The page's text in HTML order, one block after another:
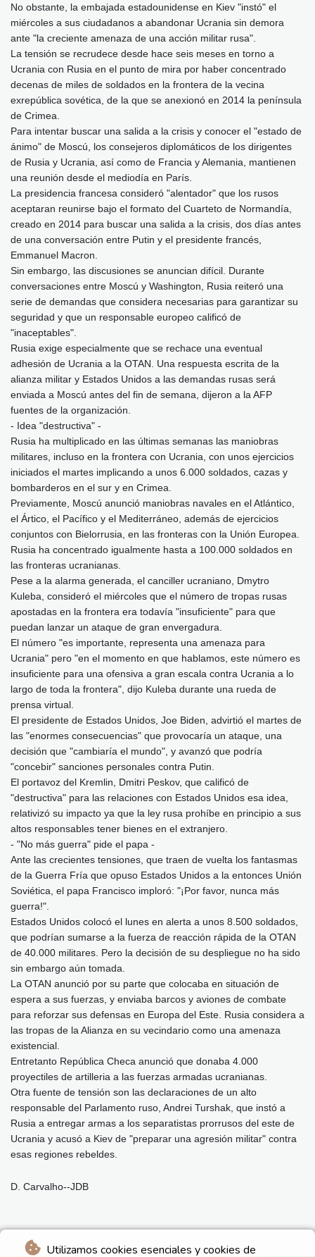
Utilizamos cookies esenciales y cookies de
No obstante, la embajada estadounidense en Kiev "instó" el
miércoles a sus ciudadanos a abandonar Ucrania sin demora
ante "la creciente amenaza de una acción militar rusa".
La tensión se recrudece desde hace seis meses en torno a
Ucrania con Rusia en el punto de mira por haber concentrado
decenas de miles de soldados en la frontera de la vecina
exrepública sovética, de la que se anexionó en 2014 la península
de Crimea.
Para intentar buscar una salida a la crisis y conocer el "estado de
ánimo" de Moscú, los consejeros diplomáticos de los dirigentes
de Rusia y Ucrania, así como de Francia y Alemania, mantienen
una reunión desde el mediodía en París.
La presidencia francesa consideró "alentador" que los rusos
aceptaran reunirse bajo el formato del Cuarteto de Normandía,
creado en 2014 para buscar una salida a la crisis, dos días antes
de una conversación entre Putin y el presidente francés,
Emmanuel Macron.
Sin embargo, las discusiones se anuncian difícil. Durante
conversaciones entre Moscú y Washington, Rusia reiteró una
serie de demandas que considera necesarias para garantizar su
seguridad y que un responsable europeo calificó de
"inaceptables".
Rusia exige especialmente que se rechace una eventual
adhesión de Ucrania a la OTAN. Una respuesta escrita de la
alianza militar y Estados Unidos a las demandas rusas será
enviada a Moscú antes del fin de semana, dijeron a la AFP
fuentes de la organización.
- Idea "destructiva" -
Rusia ha multiplicado en las últimas semanas las maniobras
militares, incluso en la frontera con Ucrania, con unos ejercicios
iniciados el martes implicando a unos 6.000 soldados, cazas y
bombarderos en el sur y en Crimea.
Previamente, Moscú anunció maniobras navales en el Atlántico,
el Ártico, el Pacífico y el Mediterráneo, además de ejercicios
conjuntos con Bielorrusia, en las fronteras con la Unión Europea.
Rusia ha concentrado igualmente hasta a 100.000 soldados en
las fronteras ucranianas.
Pese a la alarma generada, el canciller ucraniano, Dmytro
Kuleba, consideró el miércoles que el número de tropas rusas
apostadas en la frontera era todavía "insuficiente" para que
puedan lanzar un ataque de gran envergadura.
El número "es importante, representa una amenaza para
Ucrania" pero "en el momento en que hablamos, este número es
insuficiente para una ofensiva a gran escala contra Ucrania a lo
largo de toda la frontera", dijo Kuleba durante una rueda de
prensa virtual.
El presidente de Estados Unidos, Joe Biden, advirtió el martes de
las "enormes consecuencias" que provocaría un ataque, una
decisión que "cambiaría el mundo", y avanzó que podría
"concebir" sanciones personales contra Putin.
El portavoz del Kremlin, Dmitri Peskov, que calificó de
"destructiva" para las relaciones con Estados Unidos esa idea,
relativizó su impacto ya que la ley rusa prohíbe en principio a sus
altos responsables tener bienes en el extranjero.
- "No más guerra" pide el papa -
Ante las crecientes tensiones, que traen de vuelta los fantasmas
de la Guerra Fría que opuso Estados Unidos a la entonces Unión
Soviética, el papa Francisco imploró: "¡Por favor, nunca más
guerra!".
Estados Unidos colocó el lunes en alerta a unos 8.500 soldados,
que podrían sumarse a la fuerza de reacción rápida de la OTAN
de 40.000 militares. Pero la decisión de su despliegue no ha sido
sin embargo aún tomada.
La OTAN anunció por su parte que colocaba en situación de
espera a sus fuerzas, y enviaba barcos y aviones de combate
para reforzar sus defensas en Europa del Este. Rusia considera a
las tropas de la Alianza en su vecindario como una amenaza
existencial.
Entretanto República Checa anunció que donaba 4.000
proyectiles de artilleria a las fuerzas armadas ucranianas.
Otra fuente de tensión son las declaraciones de un alto
responsable del Parlamento ruso, Andrei Turshak, que instó a
Rusia a entregar armas a los separatistas prorrusos del este de
Ucrania y acusó a Kiev de "preparar una agresión militar" contra
esas regiones rebeldes.
D. Carvalho--JDB